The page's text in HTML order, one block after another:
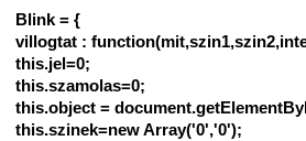
Blink = {
villogtat :
this.jel=0;
this.szamolas=0;
this.object =
this.szinek=new Array('0','0');